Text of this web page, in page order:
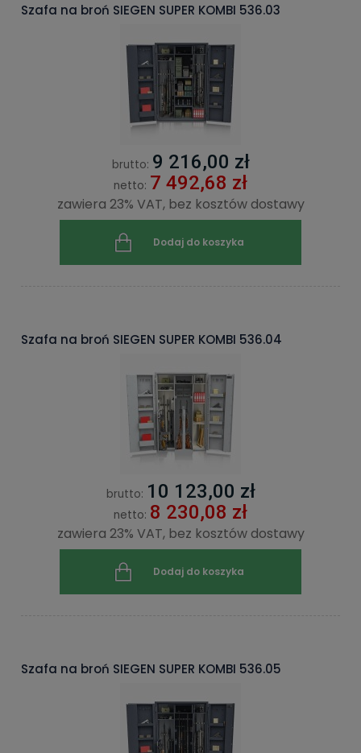
Szafa na broń SIEGEN SUPER KOMBI 536.03
brutto: 9 216,00 zł
netto: 7 492,68 zł
zawiera 23% VAT, bez kosztów dostawy
Dodaj do koszyka
Szafa na broń SIEGEN SUPER KOMBI 536.04
brutto: 10 123,00 zł
netto: 8 230,08 zł
zawiera 23% VAT, bez kosztów dostawy
Dodaj do koszyka
Szafa na broń SIEGEN SUPER KOMBI 536.05